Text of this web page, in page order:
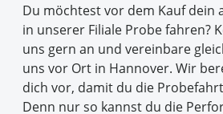
Du möchtest vor dem Kauf dein
in unserer Filiale Probe fahren?
uns gern an und vereinbare
uns vor Ort in Hannover. Wir
dich vor, damit du die
Denn nur so kannst du die